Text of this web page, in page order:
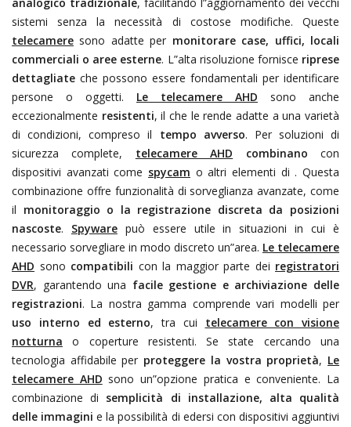
sistemi senza la necessità di costose modifiche. Queste
telecamere sono adatte per monitorare case, uffici, locali
commerciali o aree esterne. L”alta risoluzione fornisce riprese
dettagliate che possono essere fondamentali per identificare
persone o oggetti. Le telecamere AHD sono anche
eccezionalmente resistenti, il che le rende adatte a una varietà
di condizioni, compreso il tempo avverso. Per soluzioni di
sicurezza complete, telecamere AHD combinano con
dispositivi avanzati come spycam o altri elementi di . Questa
combinazione offre funzionalità di sorveglianza avanzate, come
il monitoraggio o la registrazione discreta da posizioni
nascoste. Spywarepuò essere utile in situazioni in cui è
necessario sorvegliare in modo discreto un”area. Le telecamere
AHD sono compatibili con la maggior parte dei registratori
DVR, garantendo una facile gestione e archiviazione delle
registrazioni. La nostra gamma comprende vari modelli per
uso interno ed esterno, tra cui telecamere con visione
notturna o coperture resistenti. Se state cercando una
tecnologia affidabile per proteggere la vostra proprietà, Le
telecamere AHD sono un”opzione pratica e conveniente. La
combinazione di semplicità di installazione, alta qualità
delle immagini e la possibilità di edersi con dispositivi aggiuntivi